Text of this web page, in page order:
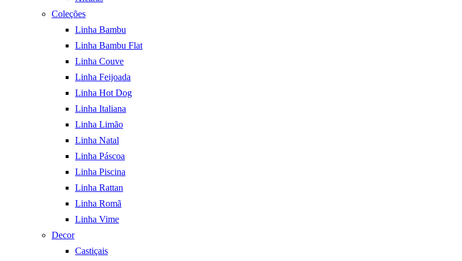
Coleções
Linha Bambu
Linha Bambu Flat
Linha Couve
Linha Feijoada
Linha Hot Dog
Linha Italiana
Linha Limão
Linha Natal
Linha Páscoa
Linha Piscina
Linha Rattan
Linha Romã
Linha Vime
Decor
Castiçais